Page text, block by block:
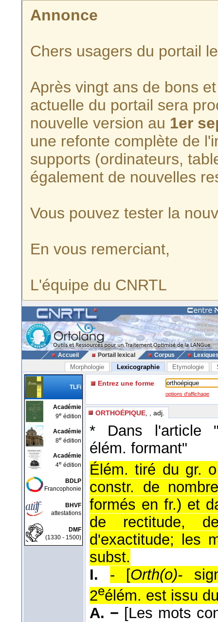
Annonce
Chers usagers du portail
Après vingt ans de bons
actuelle du portail sera
nouvelle version au 1er
une refonte complète de
supports (ordinateurs,
également de nouvelles
Vous pouvez tester la
En vous remerciant,
L'équipe du CNRTL
Accueil Portail lexical Corpus
Morphologie Lexicographie Etymologie
TLFi
Académie
9e édition
Académie
8e édition
Académie
4e édition
BDLP
Francophonie
BHVF
attestations
DMF
(1330 - 1500)
Entrez une forme
options d'affichage
ORTHOÉPIQUE , , adj.
* Dans l'article
élém. formant"
Élém. tiré du gr.
constr. de
formés en fr.) et
de rectitude,
d'exactitude; les
subst.
I.
- [Orth(o)-
2eélém. est issu
A. − [Les mots